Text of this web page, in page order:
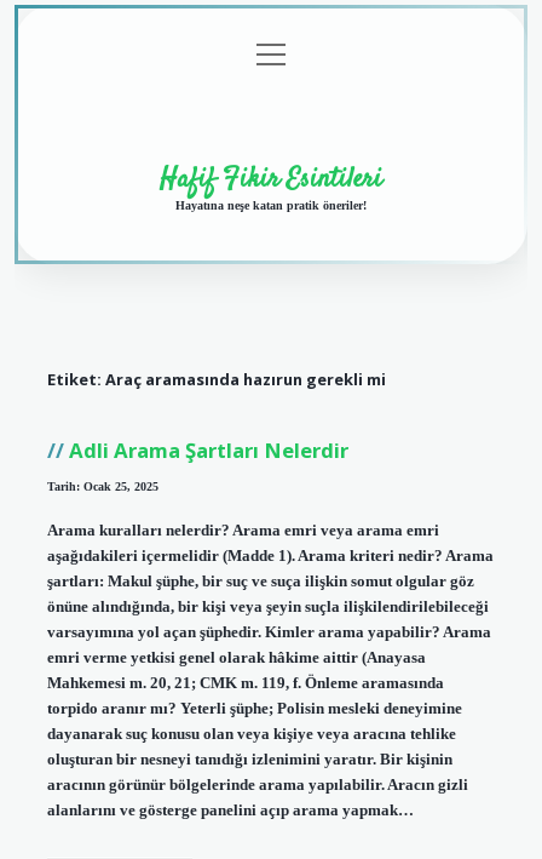
menüyü
aç
Hafif Fikir Esintileri
Hayatına neşe katan pratik öneriler!
Etiket: Araç aramasında hazırun gerekli mi
Adli Arama Şartları Nelerdir
Tarih: Ocak 25, 2025
Arama kuralları nelerdir? Arama emri veya arama emri
aşağıdakileri içermelidir (Madde 1). Arama kriteri nedir? Arama
şartları: Makul şüphe, bir suç ve suça ilişkin somut olgular göz
önüne alındığında, bir kişi veya şeyin suçla ilişkilendirilebileceği
varsayımına yol açan şüphedir. Kimler arama yapabilir? Arama
emri verme yetkisi genel olarak hâkime aittir (Anayasa
Mahkemesi m. 20, 21; CMK m. 119, f. Önleme aramasında
torpido aranır mı? Yeterli şüphe; Polisin mesleki deneyimine
dayanarak suç konusu olan veya kişiye veya aracına tehlike
oluşturan bir nesneyi tanıdığı izlenimini yaratır. Bir kişinin
aracının görünür bölgelerinde arama yapılabilir. Aracın gizli
alanlarını ve gösterge panelini açıp arama yapmak…